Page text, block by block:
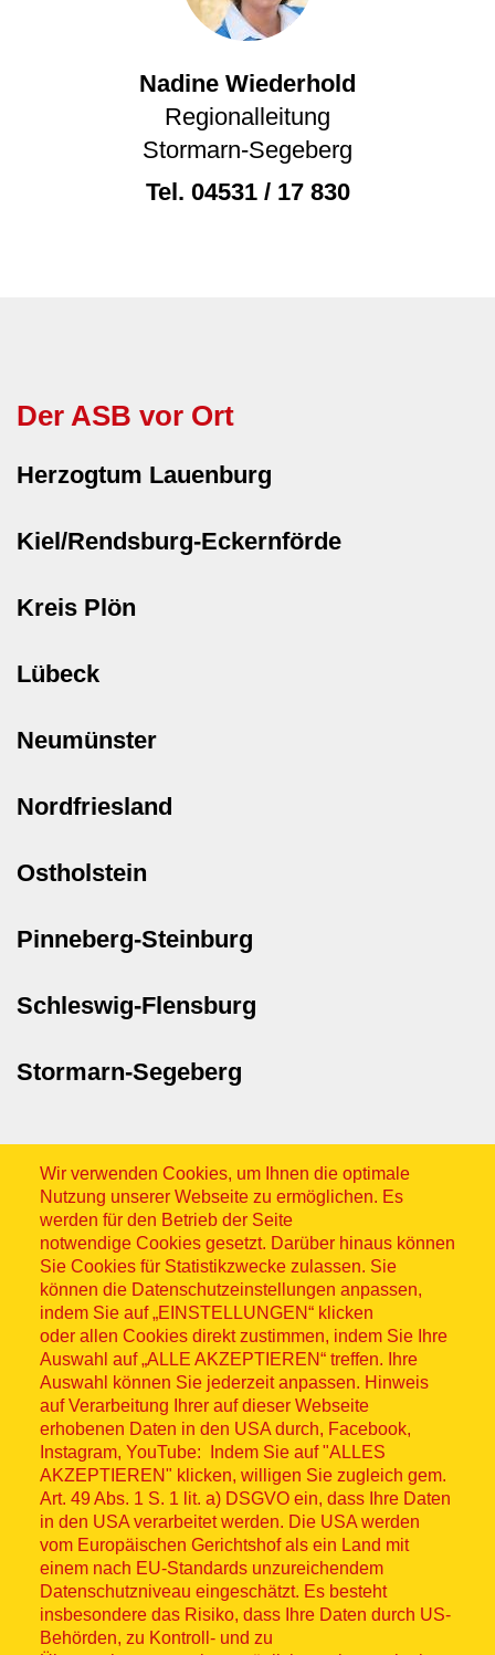
Nadine Wiederhold
Regionalleitung
Stormarn-Segeberg
Tel. 04531 / 17 830
Der ASB vor Ort
Herzogtum Lauenburg
Kiel/Rendsburg-Eckernförde
Kreis Plön
Lübeck
Neumünster
Nordfriesland
Ostholstein
Pinneberg-Steinburg
Schleswig-Flensburg
Stormarn-Segeberg
Wir verwenden Cookies, um Ihnen die optimale
Nutzung unserer Webseite zu ermöglichen. Es
werden für den Betrieb der Seite
notwendige Cookies gesetzt. Darüber hinaus können
Sie Cookies für Statistikzwecke zulassen. Sie
können die Datenschutzeinstellungen anpassen,
indem Sie auf „EINSTELLUNGEN“ klicken
oder allen Cookies direkt zustimmen, indem Sie Ihre
Auswahl auf „ALLE AKZEPTIEREN“ treffen. Ihre
Auswahl können Sie jederzeit anpassen. Hinweis
auf Verarbeitung Ihrer auf dieser Webseite
erhobenen Daten in den USA durch, Facebook,
Instagram, YouTube: Indem Sie auf "ALLES
AKZEPTIEREN" klicken, willigen Sie zugleich gem.
Art. 49 Abs. 1 S. 1 lit. a) DSGVO ein, dass Ihre Daten
in den USA verarbeitet werden. Die USA werden
vom Europäischen Gerichtshof als ein Land mit
einem nach EU-Standards unzureichendem
Datenschutzniveau eingeschätzt. Es besteht
insbesondere das Risiko, dass Ihre Daten durch US-
Behörden, zu Kontroll- und zu
Sitemap
© ASB 2026
Fußzeilenmenü
Impressum
Datenschutz
Kontakt
Hinweisgebersystem
Lieferkette